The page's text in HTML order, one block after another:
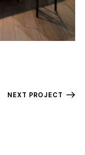
NEXT PROJECT